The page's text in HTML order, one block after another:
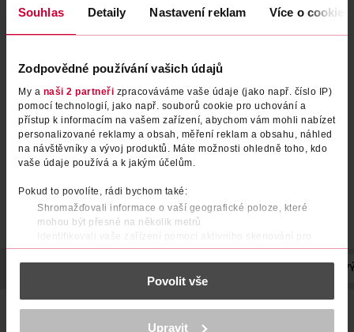
Souhlas Detaily Nastavení reklam Více o cookies
Zodpovědné používání vašich údajů
My a naši 2 partneři zpracováváme vaše údaje (jako např. číslo IP)
pomocí technologií, jako např. souborů cookie pro uchování a
přístup k informacím na vašem zařízení, abychom vám mohli nabízet
personalizované reklamy a obsah, měření reklam a obsahu, náhled
na návštěvníky a vývoj produktů. Máte možnosti ohledně toho, kdo
vaše údaje používá a k jakým účelům.
Pokud to povolíte, rádi bychom také:
Shromažďovali informace o vaší geografické poloze, které
mohou být přesné na několik metrů
Identifikovali vaše zařízení pomocí aktivního skenování pro
konkrétní charakteristiky (otisk prstu)
Zjistěte více o tom, jak zpracováváme vaše osobní údaje, a nastavte
části s podrobnostmi . Svůj souhlas můžete kdykoliv
K provozu stránek, personalizaci obsahu a reklam, funkcí sociálních
Povolit vše
Upravit
Reedle Shot
VT Cosmetics 48 ks
149 Kč
DO KOŠÍKU
Obj. č.: 1393446
VT Cosmetics 48 ks
149 Kč
DO KOŠÍKU
Hojivé náplasti na akné s aktivním výtažkem z cibule Muan
a niacinamidem. Chrání zanícené místo před infekcí a